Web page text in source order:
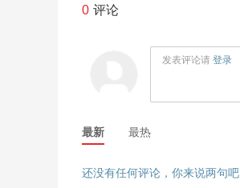
0 评论
发表评论请 登录
最新 最热
还没有任何评论，你来说两句吧